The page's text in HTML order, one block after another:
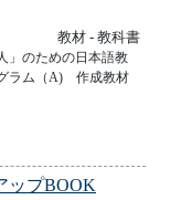
教材 - 教科書
」のための日本語教
ラム（A) 作成教材
ップBOOK